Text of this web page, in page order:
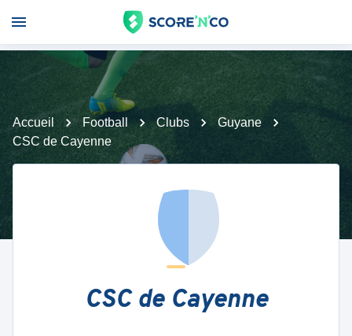
Accueil Football Clubs
Guyane
CSC de Cayenne
CSC de Cayenne